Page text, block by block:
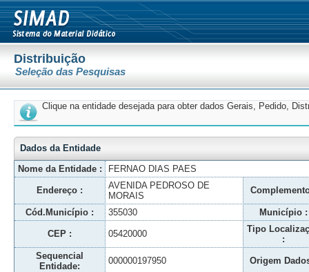
Distribuição
Seleção das Pesquisas
Clique na entidade desejada para obter dados Gerais, Pedido,
Dados da Entidade
Nome da Entidade :
FERNAO DIAS PAES
Endereço :
AVENIDA PEDROSO DE
MORAIS
Cód.Município : 355030 Município :
CEP : 05420000
Tipo
:
Sequencial
Entidade:
000000197950 Origem